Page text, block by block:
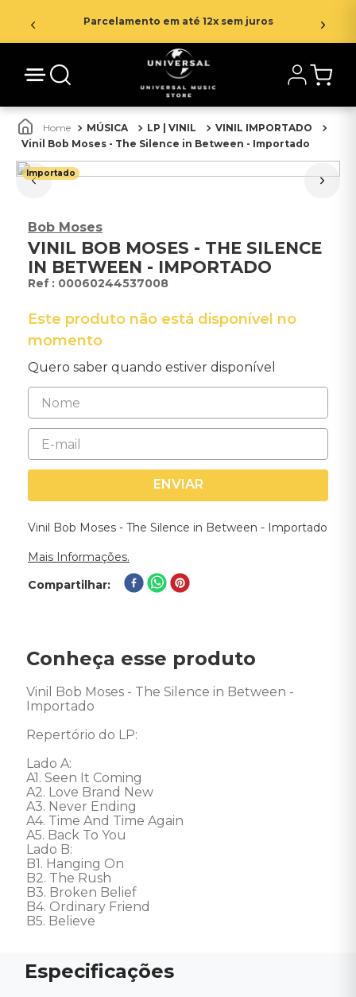
Parcelamento em até 12x sem juros
MÚSICA LP | VINIL
VINIL IMPORTADO
Vinil Bob Moses - The Silence in Between - Importado
Importado
Bob Moses
VINIL BOB MOSES - THE SILENCE
IN BETWEEN - IMPORTADO
: 00060244537008
Este produto não está disponível no
momento
Quero saber quando estiver disponível
ENVIAR
Vinil Bob Moses - The Silence in Between - Importado
Mais Informações.
Compartilhar
Conheça esse produto
Vinil Bob Moses - The Silence in Between -
Importado
Repertório do LP:
Lado A:
A1. Seen It Coming
A2. Love Brand New
A3. Never Ending
A4. Time And Time Again
A5. Back To You
Lado B:
B1. Hanging On
B2. The Rush
B3. Broken Belief
B4. Ordinary Friend
B5. Believe